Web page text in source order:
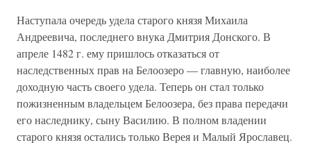
Наступала очередь удела старого князя Михаила
Андреевича, последнего внука Дмитрия Донского. В
апреле 1482 г. ему пришлось отказаться от
наследственных прав на Белоозеро — главную, наиболее
доходную часть своего удела. Теперь он стал только
пожизненным владельцем Белоозера, без права передачи
его наследнику, сыну Василию. В полном владении
старого князя остались только Верея и Малый Ярославец.